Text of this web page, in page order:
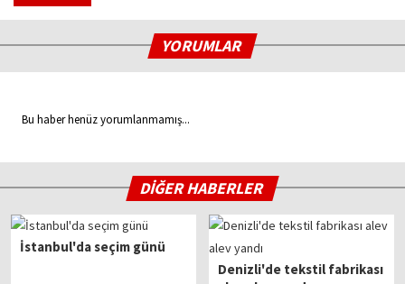
YORUMLAR
Bu haber henüz yorumlanmamış...
DİĞER HABERLER
İstanbul'da seçim günü
Denizli'de tekstil fabrikası